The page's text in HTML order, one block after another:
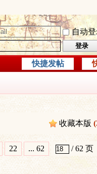
自动
登录
快捷发帖
收藏本版 (
22 ... 62 / 62 页